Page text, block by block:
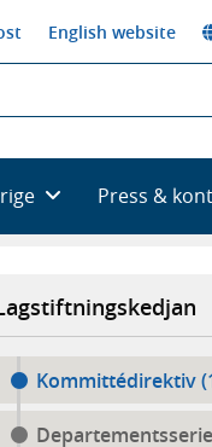
English website
Press &
Kommittédirektiv